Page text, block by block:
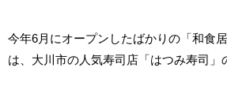
今年6月にオープンしたばかりの「和食
は、大川市の人気寿司店「はつみ寿司」